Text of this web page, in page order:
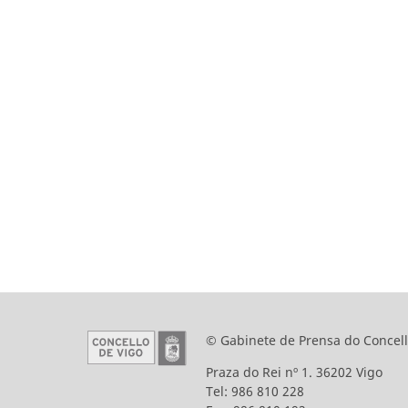
© Gabinete de Prensa do
Praza do Rei nº 1. 36202 Vigo
Tel: 986 810 228